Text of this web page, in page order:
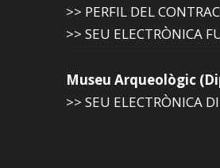
>> PERFIL DEL
>> SEU ELECTRÒNICA
Museu Arqueològic
>> SEU ELECTRÒNICA